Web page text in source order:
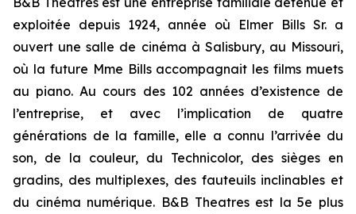
exploitée depuis 1924, année où Elmer Bills Sr. a
ouvert une salle de cinéma à Salisbury, au Missouri,
où la future Mme Bills accompagnait les films muets
au piano. Au cours des 102 années d’existence de
l’entreprise, et avec l’implication de quatre
générations de la famille, elle a connu l’arrivée du
son, de la couleur, du Technicolor, des sièges en
gradins, des multiplexes, des fauteuils inclinables et
du cinéma numérique. B&B Theatres est la 5e plus